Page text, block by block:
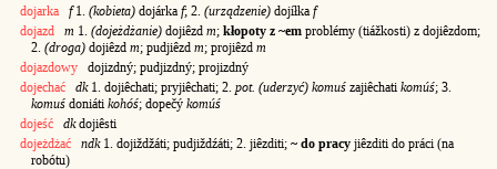
dojarka
f1. (kobieta) dojárka f; 2. (urządzenie) dojíłka f
dojazd
m 1. (dojeżdżanie) dojiêzd m; kłopoty z ~em problémy (tiážkosti) z dojiêzdom;
2. (droga) dojiêzd m; pudjiêzd m; projiêzd m
dojazdowy dojizdný; pudjizdný; projizdný
dojechać
dk1. dojiêchati; pryjiêchati; 2. pot. (uderzyć) komuś zajiêchati komúś; 3.
komuś doniáti kohóś; dopečý komúś
dojeść
dkdojiêsti
dojeżdżać
ndk1. dojiždžáti; pudjiždźáti; 2. jiêzditi; ~ do pracy jiêzditi do práci (na
robótu)